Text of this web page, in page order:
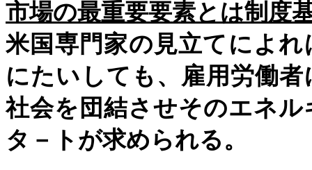
市場の最重要要素とは制度
米国専門家の見立てによ
にたいしても、雇用労働
社会を団結させそのエネ
タ－トが求められる。